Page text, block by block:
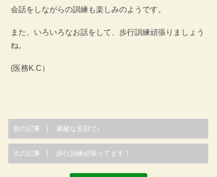
会話をしながらの訓練も楽しみのようです。
また、いろいろなお話をして、歩行訓練頑張りましょう
ね。
(医務K.C）
前の記事 素敵な笑顔で♪
次の記事 歩行訓練頑張ってます！